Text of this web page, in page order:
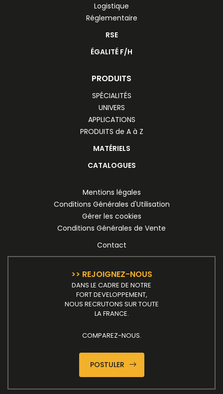
Logistique
Réglementaire
RSE
ÉGALITÉ F/H
PRODUITS
SPÉCIALITÉS
UNIVERS
APPLICATIONS
PRODUITS de A à Z
MATÉRIELS
CATALOGUES
Mentions légales
Conditions Générales d'Utilisation
Gérer les cookies
Conditions Générales de Vente
Contact
>> REJOIGNEZ-NOUS
DANS LE CADRE DE NOTRE
FORT DEVELOPPEMENT,
NOUS RECRUTONS SUR TOUTE
LA FRANCE.
COMPAREZ-NOUS.
POSTULER